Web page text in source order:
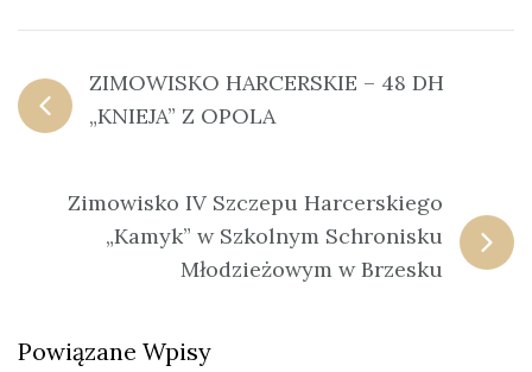
ZIMOWISKO HARCERSKIE – 48 DH
„KNIEJA” Z OPOLA
Zimowisko IV Szczepu Harcerskiego
„Kamyk” w Szkolnym Schronisku
Młodzieżowym w Brzesku
Powiązane Wpisy